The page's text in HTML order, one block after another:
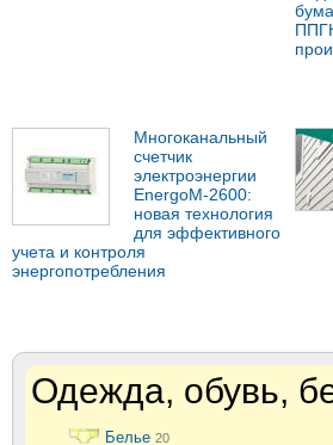
Многоканальный
счетчик
электроэнергии
EnergoM-2600:
новая технология
для эффективного
учета и контроля
энергопотребления
Одежда, обувь,
Белье 20